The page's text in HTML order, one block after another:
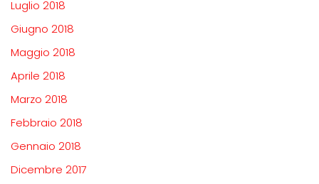
Luglio 2018
Giugno 2018
Maggio 2018
Aprile 2018
Marzo 2018
Febbraio 2018
Gennaio 2018
Dicembre 2017